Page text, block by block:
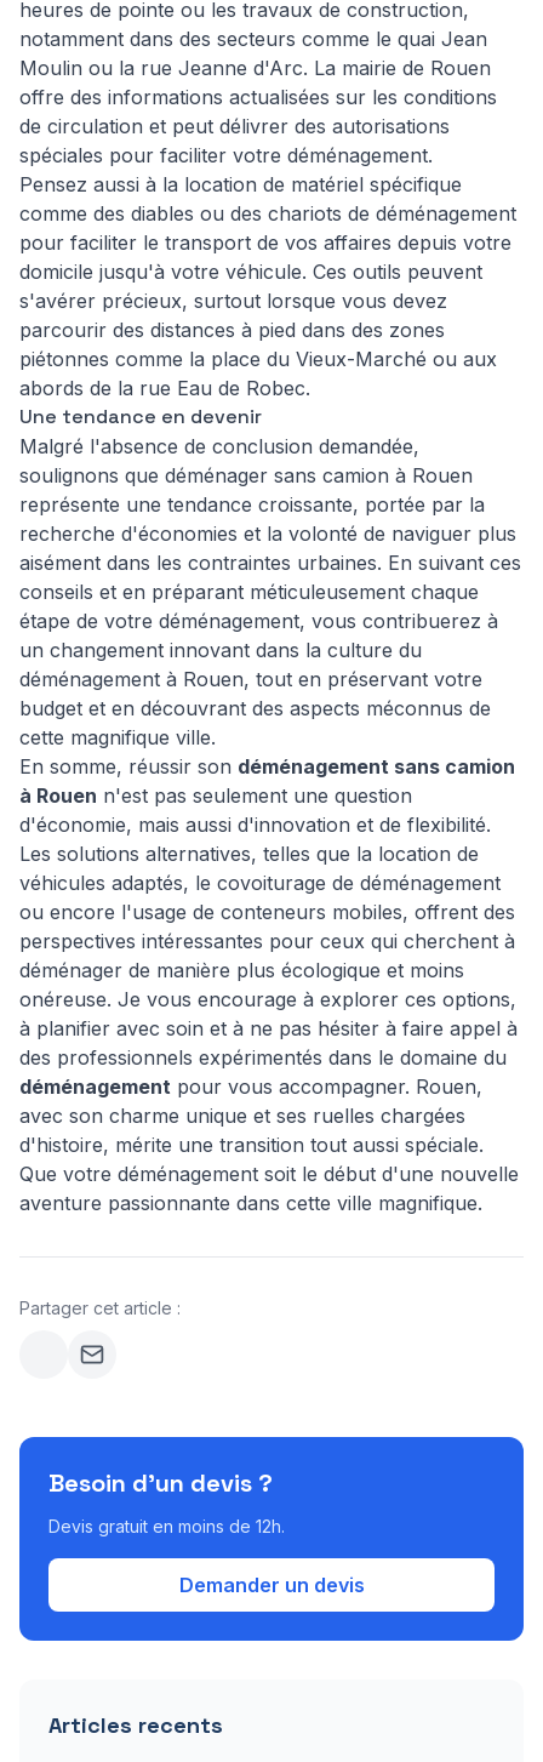
heures de pointe ou les travaux de construction,
notamment dans des secteurs comme le quai Jean
Moulin ou la rue Jeanne d'Arc. La mairie de Rouen
offre des informations actualisées sur les conditions
de circulation et peut délivrer des autorisations
spéciales pour faciliter votre déménagement.
Pensez aussi à la location de matériel spécifique
comme des diables ou des chariots de déménagement
pour faciliter le transport de vos affaires depuis votre
domicile jusqu'à votre véhicule. Ces outils peuvent
s'avérer précieux, surtout lorsque vous devez
parcourir des distances à pied dans des zones
piétonnes comme la place du Vieux-Marché ou aux
abords de la rue Eau de Robec.
Une tendance en devenir
Malgré l'absence de conclusion demandée,
soulignons que déménager sans camion à Rouen
représente une tendance croissante, portée par la
recherche d'économies et la volonté de naviguer plus
aisément dans les contraintes urbaines. En suivant ces
conseils et en préparant méticuleusement chaque
étape de votre déménagement, vous contribuerez à
un changement innovant dans la culture du
déménagement à Rouen, tout en préservant votre
budget et en découvrant des aspects méconnus de
cette magnifique ville.
En somme, réussir son déménagement sans camion
à Rouen n'est pas seulement une question
d'économie, mais aussi d'innovation et de flexibilité.
Les solutions alternatives, telles que la location de
véhicules adaptés, le covoiturage de déménagement
ou encore l'usage de conteneurs mobiles, offrent des
perspectives intéressantes pour ceux qui cherchent à
déménager de manière plus écologique et moins
onéreuse. Je vous encourage à explorer ces options,
à planifier avec soin et à ne pas hésiter à faire appel à
des professionnels expérimentés dans le domaine du
déménagement pour vous accompagner. Rouen,
avec son charme unique et ses ruelles chargées
d'histoire, mérite une transition tout aussi spéciale.
Que votre déménagement soit le début d'une nouvelle
aventure passionnante dans cette ville magnifique.
Partager cet article :
Besoin d'un devis ?
Devis gratuit en moins de 12h.
Demander un devis
Articles recents